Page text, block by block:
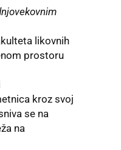
likovnih
prostoru
kroz svoj
se na
na